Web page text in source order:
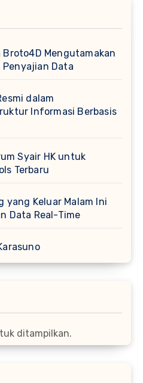
Broto4D Mengutamakan
Penyajian Data
dalam
Informasi Berbasis
Syair HK untuk
Terbaru
yang Keluar Malam Ini
Data Real-Time
ditampilkan.